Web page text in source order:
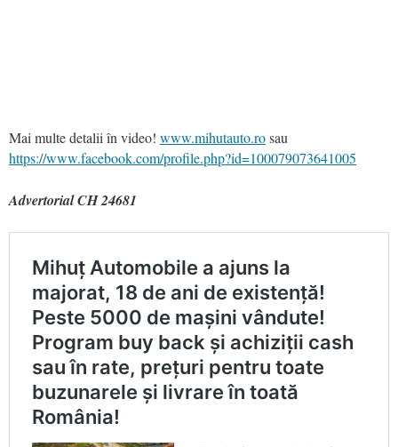
Mai multe detalii în video! www.mihutauto.rosau
https://www.facebook.com/profile.php?id=100079073641005
Advertorial CH 24681